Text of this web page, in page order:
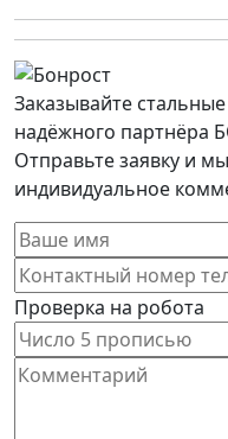
Заказывайте
надёжного партнёра
Отправьте заявку и
индивидуальное
Проверка на робота